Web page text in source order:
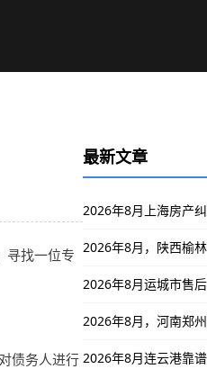
寻找一位专
债务人进行
最新文章